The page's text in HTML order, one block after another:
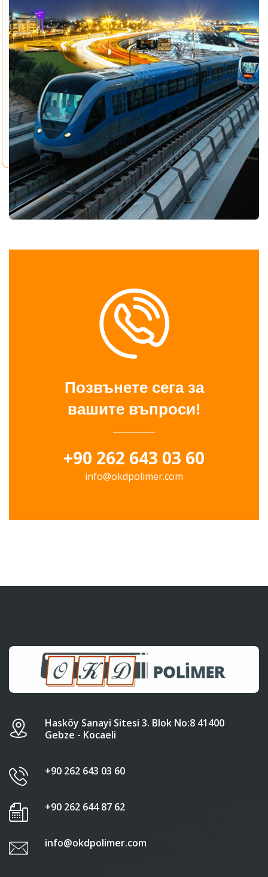
Позвънете сега за
вашите въпроси!
+90 262 643 03 60
info@okdpolimer.com
Hasköy Sanayi Sitesi 3. Blok No:8 41400
Gebze - Kocaeli
+90 262 643 03 60
+90 262 644 87 62
info@okdpolimer.com